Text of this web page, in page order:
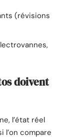
(révisions
doivent
l’état réel
compare